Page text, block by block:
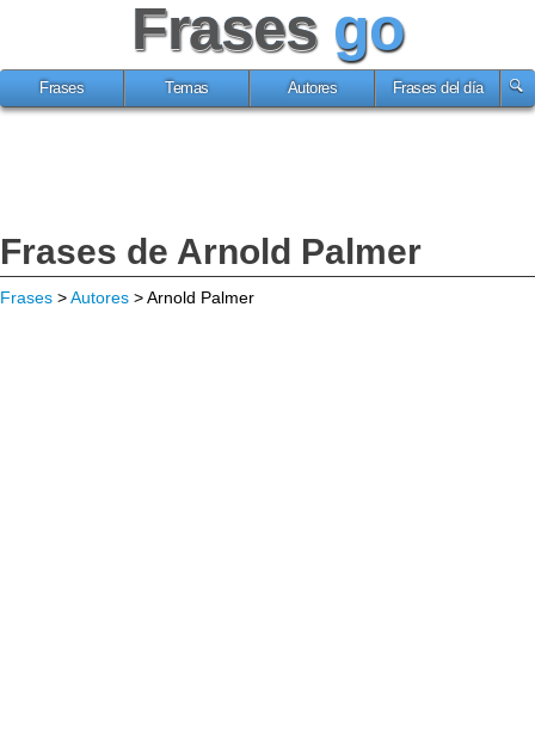
Frases go
Frases Temas Autores Frases del día
Frases de Arnold Palmer
Frases >Autores > Arnold Palmer